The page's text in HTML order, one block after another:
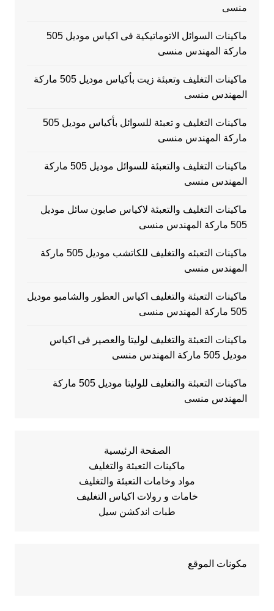
منسى
ماكينات السوائل الاتوماتيكية فى اكياس موديل 505
ماركة المهندس منسى
ماكينات التغليف وتعبئة زيت بأكياس موديل 505 ماركة
المهندس منسى
ماكينات التغليف و تعبئة للسوائل بأكياس موديل 505
ماركة المهندس منسى
ماكينات التغليف والتعبئة للسوائل موديل 505 ماركة
المهندس منسى
ماكينات التغليف والتعبئة لاكياس صابون سائل موديل
505 ماركة المهندس منسى
ماكينات التعبئه والتغليف للكاتشب موديل 505 ماركة
المهندس منسى
ماكينات التعبئة والتغليف اكياس العطور والشامبو موديل
505 ماركة المهندس منسى
ماكينات التعبئة والتغليف لوليتا والعصير فى اكياس
موديل 505 ماركة المهندس منسى
ماكينات التعبئة والتغليف للوليتا موديل 505 ماركة
المهندس منسى
الصفحة الرئيسية
ماكينات التعبئة والتغليف
مواد وخامات التعبئة والتغليف
خامات و رولات اكياس التغليف
طبات اندكشن سيل
مكونات الموقع